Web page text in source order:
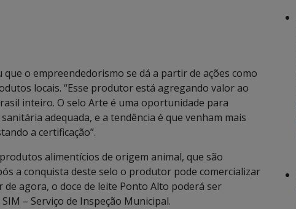
o empreendedorismo se dá a partir de ações como
locais. “Esse produtor está agregando valor ao
inteiro. O selo Arte é uma oportunidade para
adequada, e a tendência é que venham mais
a certificação”.
alimentícios de origem animal, que são
a conquista deste selo o produtor pode comercializar
agora, o doce de leite Ponto Alto poderá ser
– Serviço de Inspeção Municipal.